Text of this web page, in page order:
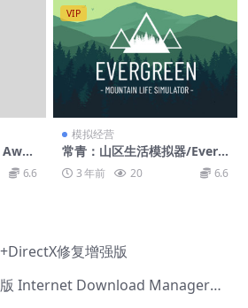
6.6
VIP
模拟经营
常青：山区生活模拟器/Everg
reen – Mountain Life Simul
ator3 年前 20 6.6
修复增强版
IDM下载器中文版 Internet Download Manager v6.42.36 IDM